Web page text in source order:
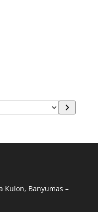
Kulon, Banyumas –